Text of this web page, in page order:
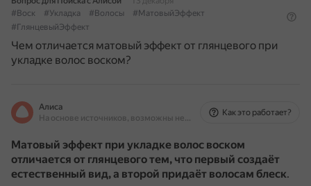
#Воск
#Укладка #Волосы
#МатовыйЭффект
#ГлянцевыйЭффект
Чем отличается матовый эффект от глянцевого при
укладке волос воском?
Алиса
На основе источников, возможны неточности
Как это работает?
Матовый эффект при укладке волос воском
отличается от глянцевого тем, что первый создаёт
естественный вид, а второй придаёт волосам блеск.